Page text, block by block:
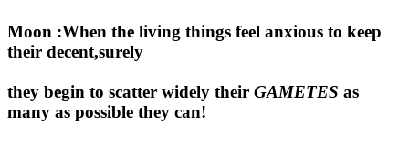
Moon :When the living things feel anxious to keep
their decent,surely
they begin to scatter widely their GAMETES as
many as possible they can!